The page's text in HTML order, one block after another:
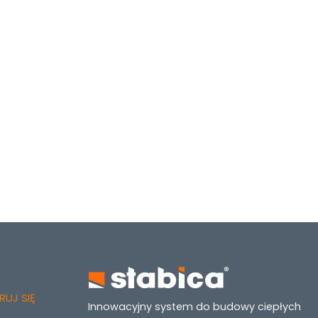
SIĘ
Innowacyjny system do budowy ciepłych